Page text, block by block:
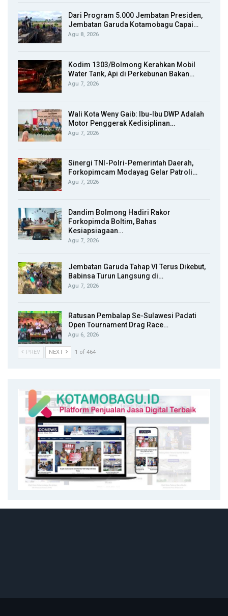
Dari Program 5.000 Jembatan Presiden,
Jembatan Garuda Kotamobagu Capai…
Agu 8, 2026
Kodim 1303/Bolmong Kerahkan Mobil
Water Tank, Api di Perkebunan Bakan…
Agu 7, 2026
Wali Kota Weny Gaib: Ibu-Ibu DWP Adalah
Motor Penggerak Kedisiplinan…
Agu 7, 2026
Sinergi TNI-Polri-Pemerintah Daerah,
Forkopimcam Modayag Gelar Patroli…
Agu 7, 2026
Dandim Bolmong Hadiri Rakor
Forkopimda Boltim, Bahas
Kesiapsiagaan…
Agu 7, 2026
Jembatan Garuda Tahap VI Terus Dikebut,
Babinsa Turun Langsung di…
Agu 7, 2026
Ratusan Pembalap Se-Sulawesi Padati
Open Tournament Drag Race…
Agu 6, 2026
PREV NEXT 1 of 464